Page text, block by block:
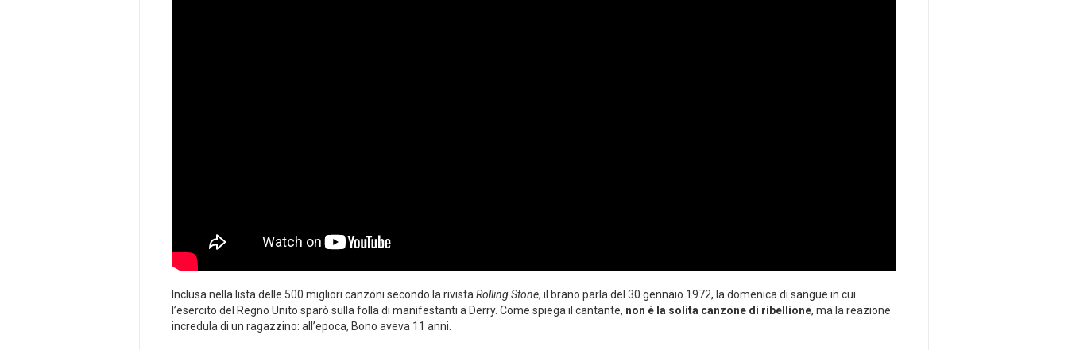
Inclusa nella lista delle 500 migliori canzoni secondo la rivistaRolling Stone, il brano parla del 30 gennaio 1972, la domenica di sangue in cui
l’esercito del Regno Unito sparò sulla folla di manifestanti a Derry. Come spiega il cantante, non è la solita canzone di ribellione, ma la reazione
incredula di un ragazzino: all’epoca, Bono aveva 11 anni.